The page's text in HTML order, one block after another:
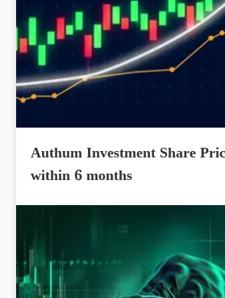
Authum Investment Share
within 6 months